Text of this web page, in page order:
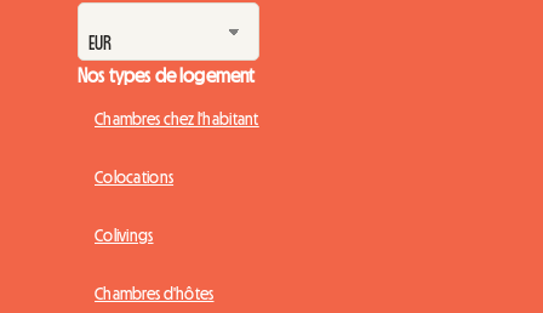
Nos types de logement
Chambres chez l'habitant
Colocations
Colivings
Chambres d'hôtes